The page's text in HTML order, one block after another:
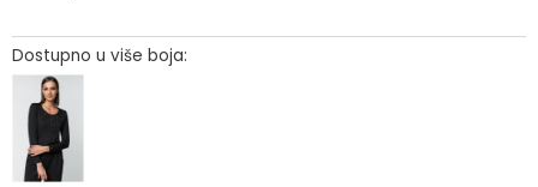
Dostupno u više boja: